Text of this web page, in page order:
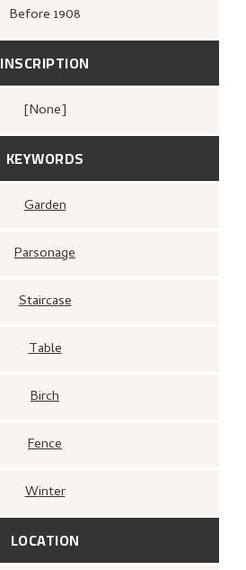
Before 1908
INSCRIPTION
[none]
KEYWORDS
Garden
Parsonage
Staircase
Table
Birch
Fence
Winter
LOCATION